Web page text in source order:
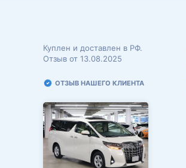
Куплен и доставлен в РФ.
Отзыв от 13.08.2025
ОТЗЫВ НАШЕГО КЛИЕНТА